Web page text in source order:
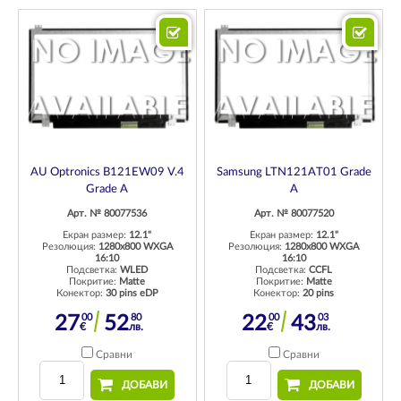
AU Optronics B121EW09 V.4
Grade A
Арт. № 80077536
Екран размер: 12.1"
Резолюция: 1280x800 WXGA
16:10
Подсветка:WLED
Покритие: Matte
Конектор: 30 pins eDP
2700
€ 5280
лв.
Сравни
ДОБАВИ
Samsung LTN121AT01 Grade
A
Арт. № 80077520
Екран размер: 12.1"
Резолюция: 1280x800 WXGA
16:10
Подсветка:CCFL
Покритие: Matte
Конектор:20 pins
2200
€ 4303
лв.
Сравни
ДОБАВИ